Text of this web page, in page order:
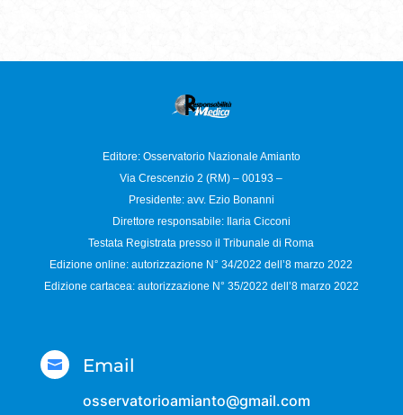
Editore: Osservatorio Nazionale Amianto
Via Crescenzio 2 (RM) – 00193 –
Presidente: avv. Ezio Bonanni
Direttore responsabile:
Ilaria Cicconi
Testata Registrata presso il Tribunale di Roma
Edizione online: autorizzazione N°34/2022 dell’8 marzo 2022
Edizione cartacea: autorizzazione N° 35/2022 dell’8 marzo 2022
 Email
osservatorioamianto@gmail.com